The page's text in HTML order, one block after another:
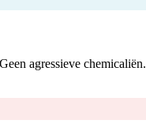
agressieve chemicaliën.